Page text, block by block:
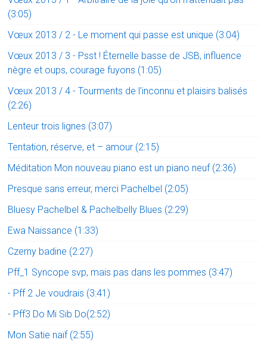
(3:05)
Vœux 2013 / 2 - Le moment qui passe est unique (3:04)
Vœux 2013 / 3 - Psst ! Éternelle basse de JSB, influence
nègre et oups, courage fuyons (1:05)
Vœux 2013 / 4 - Tourments de l'inconnu et plaisirs balisés
(2:26)
Lenteur trois lignes (3:07)
Tentation, réserve, et – amour (2:15)
Méditation Mon nouveau piano est un piano neuf (2:36)
Presque sans erreur, merci Pachelbel (2:05)
Bluesy Pachelbel & Pachelbelly Blues (2:29)
Ewa Naissance (1:33)
Czerny badine (2:27)
Pff_1 Syncope svp, mais pas dans les pommes (3:47)
- Pff 2 Je voudrais (3:41)
- Pff3 Do Mi Sib Do(2:52)
Mon Satie naïf (2:55)